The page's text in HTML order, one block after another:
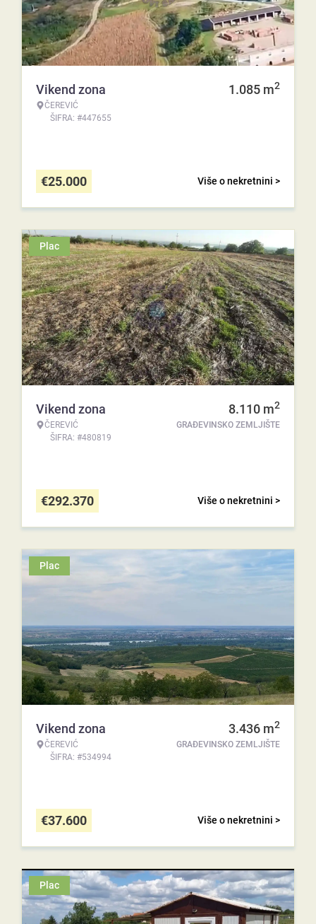
Vikend zona
ČEREVIĆ
ŠIFRA: #447655
1.085 m2
Više o nekretnini >
€25.000
Plac
Vikend zona
ČEREVIĆ
ŠIFRA: #480819
8.110 m2
GRAĐEVINSKO ZEMLJIŠTE
Više o nekretnini >
€292.370
Plac
Vikend zona
ČEREVIĆ
ŠIFRA: #534994
3.436 m2
GRAĐEVINSKO ZEMLJIŠTE
Više o nekretnini >
€37.600
Plac